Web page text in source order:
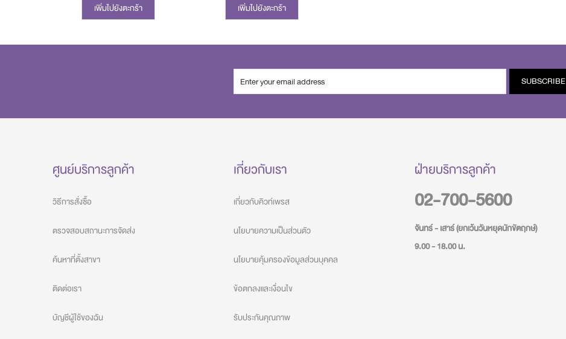
เพิ่มไปยังตะกร้า เพิ่มไปยังตะกร้า
SUBSCRIBE
ศูนย์บริการลูกค้า
วิธีการสั่งซื้อ
ตรวจสอบสถานะการจัดส่ง
ค้นหาที่ตั้งสาขา
ติดต่อเรา
บัญชีผู้ใช้ของฉัน
เกี่ยวกับเรา
เกี่ยวกับคิวท์เพรส
นโยบายความเป็นส่วนตัว
นโยบายคุ้มครองข้อมูลส่วนบุคคล
ข้อตกลงและเงื่อนไข
รับประกันคุณภาพ
ฝ่ายบริการลูกค้า
02-700-5600
จันทร์ - เสาร์ (ยกเว้นวันหยุดนักขัตฤกษ์)
9.00 - 18.00 น.